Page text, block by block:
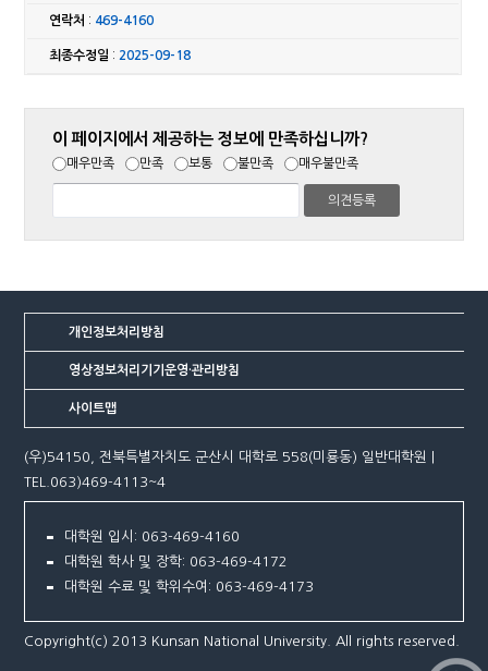
연락처 : 469-4160
최종수정일 : 2025-09-18
이 페이지에서 제공하는 정보에 만족하십니까?
매우만족 만족 보통 불만족 매우불만족
개인정보처리방침
영상정보처리기기운영·관리방침
사이트맵
(우)54150, 전북특별자치도 군산시 대학로 558(미룡동) 일반대학원 |
TEL.063)469-4113~4
대학원 입시: 063-469-4160
대학원 학사 및 장학: 063-469-4172
대학원 수료 및 학위수여: 063-469-4173
Copyright(c) 2013 Kunsan National University. All rights reserved.